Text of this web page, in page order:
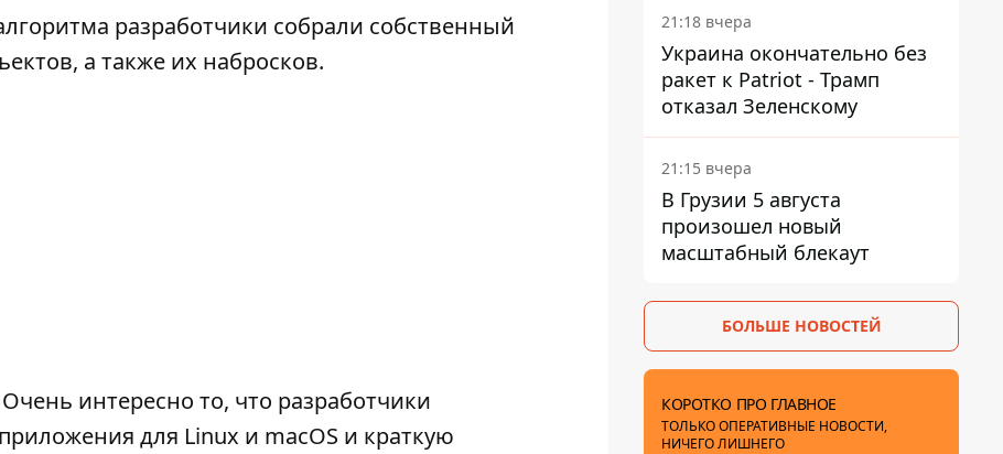
разработчики собрали собственный
а также их набросков.
интересно то, что разработчики
для Linux и macOS и краткую
21:18 вчера
Украина окончательно без
ракет к Patriot - Трамп
отказал Зеленскому
21:15 вчера
В Грузии 5 августа
произошел новый
масштабный блекаут
БОЛЬШЕ НОВОСТЕЙ
КОРОТКО ПРО ГЛАВНОЕ
ТОЛЬКО ОПЕРАТИВНЫЕ НОВОСТИ,
НИЧЕГО ЛИШНЕГО